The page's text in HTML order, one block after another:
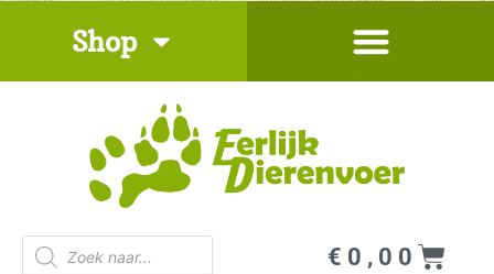
inhoud
Shop
Producten
zoeken
€ 0,00